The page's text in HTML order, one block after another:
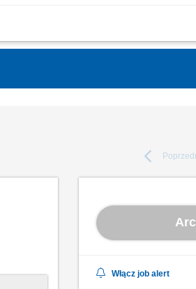
maszyn do pracy, wykonywanie
Włącz job alert